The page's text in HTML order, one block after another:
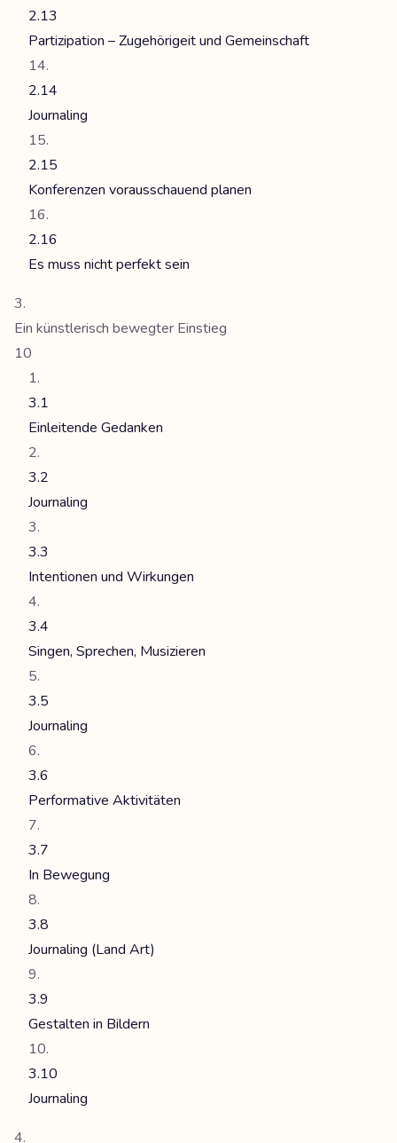
2.13
Partizipation – Zugehörigeit und Gemeinschaft
2.14
Journaling
2.15
Konferenzen vorausschauend planen
2.16
Es muss nicht perfekt sein
Ein künstlerisch bewegter Einstieg
10
3.1
Einleitende Gedanken
3.2
Journaling
3.3
Intentionen und Wirkungen
3.4
Singen, Sprechen, Musizieren
3.5
Journaling
3.6
Performative Aktivitäten
3.7
In Bewegung
3.8
Journaling (Land Art)
3.9
Gestalten in Bildern
3.10
Journaling